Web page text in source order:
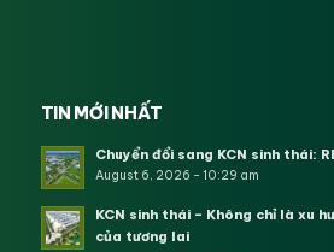
TIN MỚI NHẤT
Chuyển đổi sang KCN sinh thái:
August 6, 2026 - 10:29 am
KCN sinh thái – Không chỉ là xu
của tương lai